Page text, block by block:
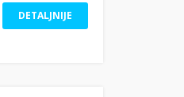
DETALJNIJE